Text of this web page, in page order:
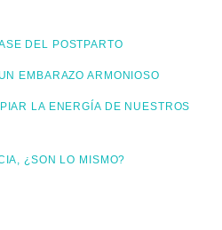
DEL POSTPARTO
EMBARAZO ARMONIOSO
LA ENERGÍA DE NUESTROS
¿SON LO MISMO?